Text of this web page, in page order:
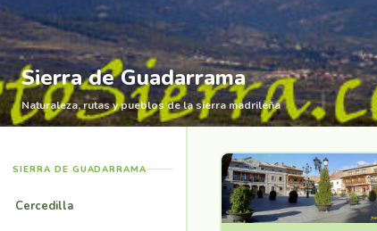
Sierra de Guadarrama
Naturaleza, rutas y pueblos de la sierra madrileña
SIERRA DE GUADARRAMA
Cercedilla